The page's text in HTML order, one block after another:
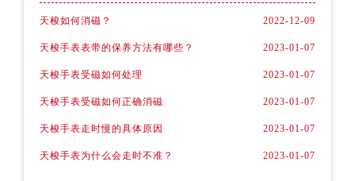
天梭如何消磁？ 2022-12-09
天梭手表表带的保养方法有哪些？ 2023-01-07
天梭手表受磁如何处理 2023-01-07
天梭手表受磁如何正确消磁 2023-01-07
天梭手表走时慢的具体原因 2023-01-07
天梭手表为什么会走时不准？ 2023-01-07